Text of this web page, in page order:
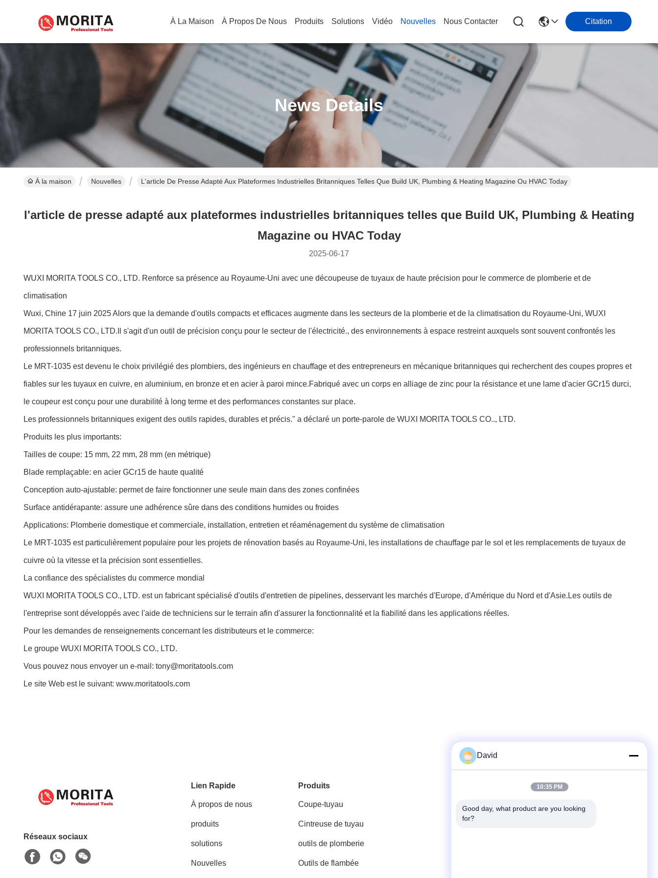
À La Maison À Propos De Nous Produits Solutions Vidéo Nouvelles Nous Contacter Citation
News Details
À la maison Nouvelles L'article De Presse Adapté Aux Plateformes Industrielles Britanniques Telles Que Build UK, Plumbing & Heating Magazine Ou HVAC Today
l'article de presse adapté aux plateformes industrielles britanniques telles que Build UK, Plumbing & Heating
Magazine ou HVAC Today
2025-06-17
WUXI MORITA TOOLS CO., LTD. Renforce sa présence au Royaume-Uni avec une découpeuse de tuyaux de haute précision pour le commerce de plomberie et de
climatisation
Wuxi, Chine 17 juin 2025 Alors que la demande d'outils compacts et efficaces augmente dans les secteurs de la plomberie et de la climatisation du Royaume-Uni, WUXI
MORITA TOOLS CO., LTD.Il s'agit d'un outil de précision conçu pour le secteur de l'électricité., des environnements à espace restreint auxquels sont souvent confrontés les
professionnels britanniques.
Le MRT-1035 est devenu le choix privilégié des plombiers, des ingénieurs en chauffage et des entrepreneurs en mécanique britanniques qui recherchent des coupes propres et
fiables sur les tuyaux en cuivre, en aluminium, en bronze et en acier à paroi mince.Fabriqué avec un corps en alliage de zinc pour la résistance et une lame d'acier GCr15 durci,
le coupeur est conçu pour une durabilité à long terme et des performances constantes sur place.
Les professionnels britanniques exigent des outils rapides, durables et précis." a déclaré un porte-parole de WUXI MORITA TOOLS CO.., LTD.
Produits les plus importants:
Tailles de coupe: 15 mm, 22 mm, 28 mm (en métrique)
Blade remplaçable: en acier GCr15 de haute qualité
Conception auto-ajustable: permet de faire fonctionner une seule main dans des zones confinées
Surface antidérapante: assure une adhérence sûre dans des conditions humides ou froides
Applications: Plomberie domestique et commerciale, installation, entretien et réaménagement du système de climatisation
Le MRT-1035 est particulièrement populaire pour les projets de rénovation basés au Royaume-Uni, les installations de chauffage par le sol et les remplacements de tuyaux de
cuivre où la vitesse et la précision sont essentielles.
La confiance des spécialistes du commerce mondial
WUXI MORITA TOOLS CO., LTD. est un fabricant spécialisé d'outils d'entretien de pipelines, desservant les marchés d'Europe, d'Amérique du Nord et d'Asie.Les outils de
l'entreprise sont développés avec l'aide de techniciens sur le terrain afin d'assurer la fonctionnalité et la fiabilité dans les applications réelles.
Pour les demandes de renseignements concernant les distributeurs et le commerce:
Le groupe WUXI MORITA TOOLS CO., LTD.
Vous pouvez nous envoyer un e-mail: tony@moritatools.com
Le site Web est le suivant: www.moritatools.com
Réseaux sociaux
Lien Rapide
À propos de nous
produits
solutions
Nouvelles
Produits
Coupe-tuyau
Cintreuse de tuyau
outils de plomberie
Outils de flambée
Télégramme
David
10:35 PM
Good day, what product are you looking
for?